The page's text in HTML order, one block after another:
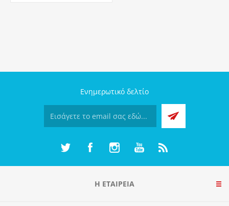
Ενημερωτικό δελτίο
Η ΕΤΑΙΡΕΙΑ